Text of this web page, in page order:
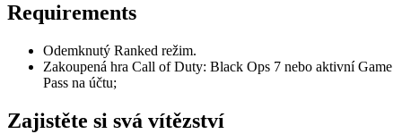
Requirements
Odemknutý Ranked režim.
Zakoupená hra Call of Duty: Black Ops 7 nebo aktivní Game
Pass na účtu;
Zajistěte si svá vítězství